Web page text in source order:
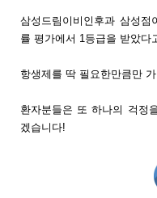
삼성드림이비인후과 삼성
률 평가에서 1등급을 받았다
항생제를 딱 필요한만큼만
환자분들은 또 하나의 걱정
겠습니다!